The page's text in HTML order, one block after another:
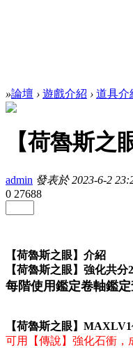
»論壇 › 遊戲介紹 › 道具介
【荷魯斯之
admin 發表於 2023-6-2
0 27688
【荷魯斯之眼】介紹
【荷魯斯之眼】強化共
每階使用鑑定卷軸鑑
【荷魯斯之眼】
可用【傳說】強化石衝，